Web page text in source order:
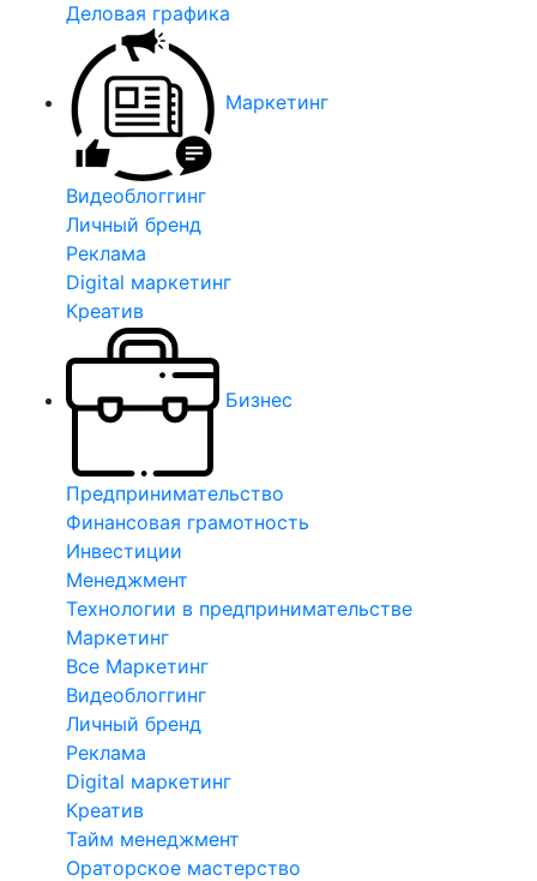
Деловая графика
Маркетинг
Видеоблоггинг
Личный бренд
Реклама
Digital маркетинг
Креатив
Бизнес
Предпринимательство
Финансовая грамотность
Инвестиции
Менеджмент
Технологии в предпринимательстве
Маркетинг
Все Маркетинг
Видеоблоггинг
Личный бренд
Реклама
Digital маркетинг
Креатив
Тайм менеджмент
Ораторское мастерство